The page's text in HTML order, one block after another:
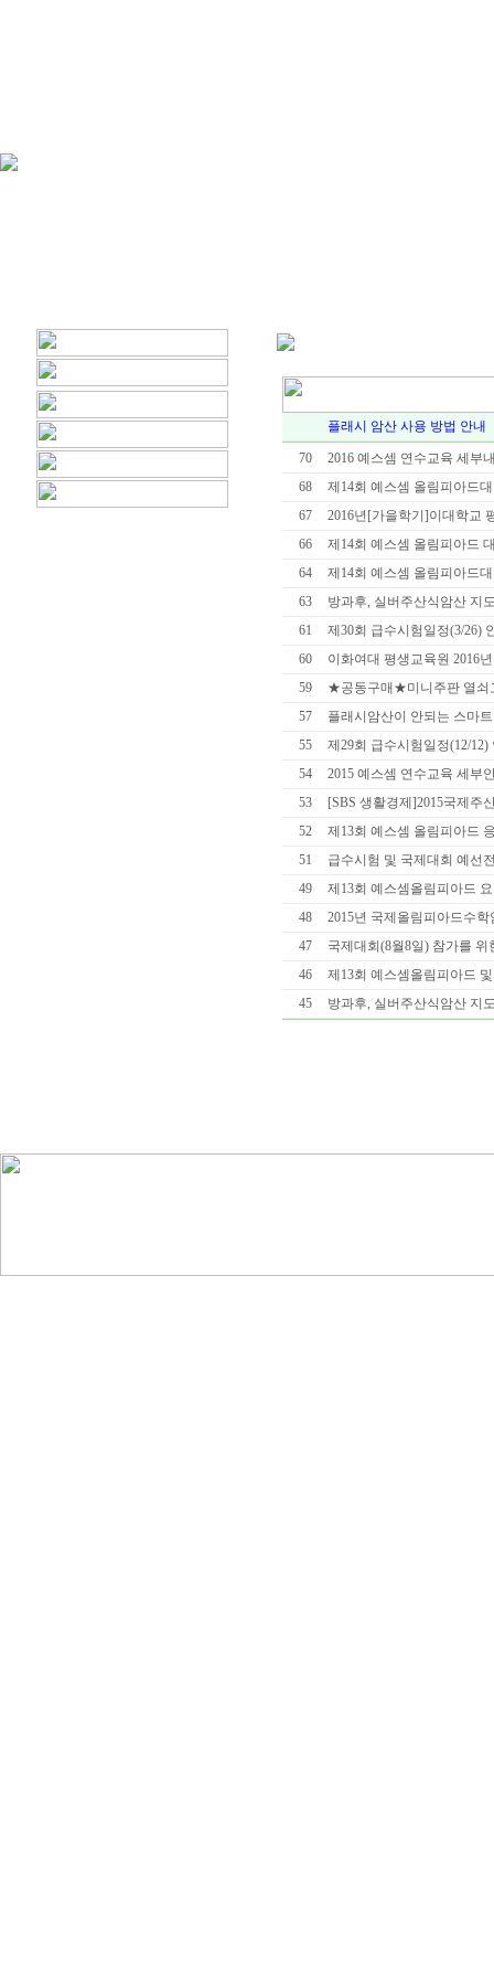
플래시 암산 사용 방법 안내
70
2016 예스셈 연수교육 세부
68
제14회 예스셈 올림피아드
67
2016년[가을학기]이대학교
66
제14회 예스셈 올림피아드
64
제14회 예스셈 올림피아드
63
방과후, 실버주산식암산 지
61
제30회 급수시험일정(3/26)
60
이화여대 평생교육원 2016
59
★공동구매★미니주판 열쇠
57
플래시암산이 안되는 스마
55
제29회 급수시험일정(12/
54
2015 예스셈 연수교육 세부
53
[SBS 생활경제]2015국제주
52
제13회 예스셈 올림피아드
51
급수시험 및 국제대회 예선
49
제13회 예스셈올림피아드
48
2015년 국제올림피아드수
47
국제대회(8월8일) 참가를
46
제13회 예스셈올림피아드
45
방과후, 실버주산식암산 지